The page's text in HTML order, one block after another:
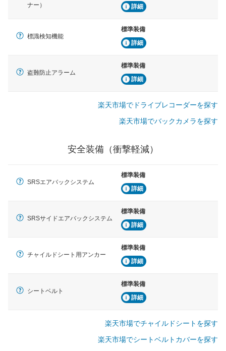
ナー）
詳細
標識検知機能
標準装備
詳細
盗難防止アラーム
標準装備
詳細
楽天市場でドライブレコーダーを探す
楽天市場でバックカメラを探す
安全装備（衝撃軽減）
SRSエアバックシステム
標準装備
詳細
SRSサイドエアバックシステム
標準装備
詳細
チャイルドシート用アンカー
標準装備
詳細
シートベルト
標準装備
詳細
楽天市場でチャイルドシートを探す
楽天市場でシートベルトカバーを探す